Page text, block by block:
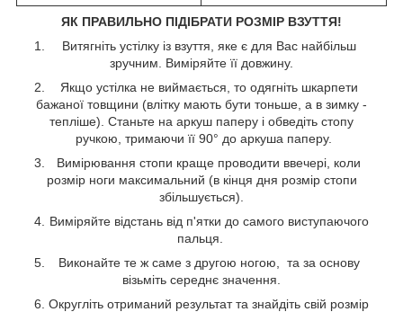
ЯК ПРАВИЛЬНО ПІДІБРАТИ РОЗМІР ВЗУТТЯ!
Витягніть устілку із взуття, яке є для Вас найбільш
зручним. Виміряйте її довжину.
Якщо устілка не виймається, то одягніть шкарпети
бажаної товщини (влітку мають бути тоньше, а в зимку -
тепліше). Станьте на аркуш паперу і обведіть стопу
ручкою, тримаючи її 90° до аркуша паперу.
Вимірювання стопи краще проводити ввечері, коли
розмір ноги максимальний (в кінця дня розмір стопи
збільшується).
Виміряйте відстань від п'ятки до самого виступаючого
пальця.
Виконайте те ж саме з другою ногою, та за основу
візьміть середнє значення.
Округліть отриманий результат та знайдіть свій розмір